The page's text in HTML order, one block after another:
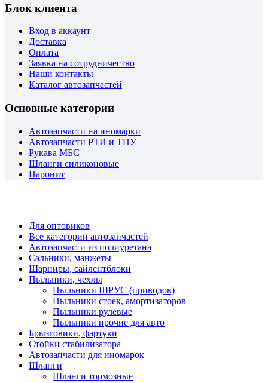
Блок клиента
Вход в аккаунт
Доставка
Оплата
Заявка на сотрудничество
Наши контакты
Каталог автозапчастей
Основные категории
Автозапчасти на иномарки
Автозапчасти РТИ и ТПУ
Рукава МБС
Шланги силиконовые
Паронит
Для оптовиков
Все категории автозапчастей
Автозапчасти из полиуретана
Сальники, манжеты
Шарниры, сайлентблоки
Пыльники, чехлы
Пыльники ШРУС (приводов)
Пыльники стоек, амортизаторов
Пыльники рулевые
Пыльники прочие для авто
Брызговики, фартуки
Стойки стабилизатора
Автозапчасти для иномарок
Шланги
Шланги тормозные